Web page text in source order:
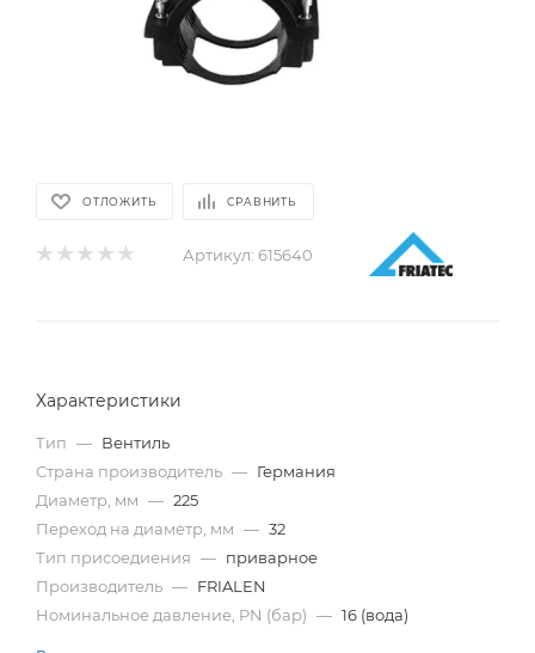
ОТЛОЖИТЬ СРАВНИТЬ
Артикул: 615640
Характеристики
Тип — Вентиль
Страна производитель — Германия
Диаметр, мм — 225
Переход на диаметр, мм — 32
Тип присоедиения — приварное
Производитель — FRIALEN
Номинальное давление, PN (бар) — 16 (вода)